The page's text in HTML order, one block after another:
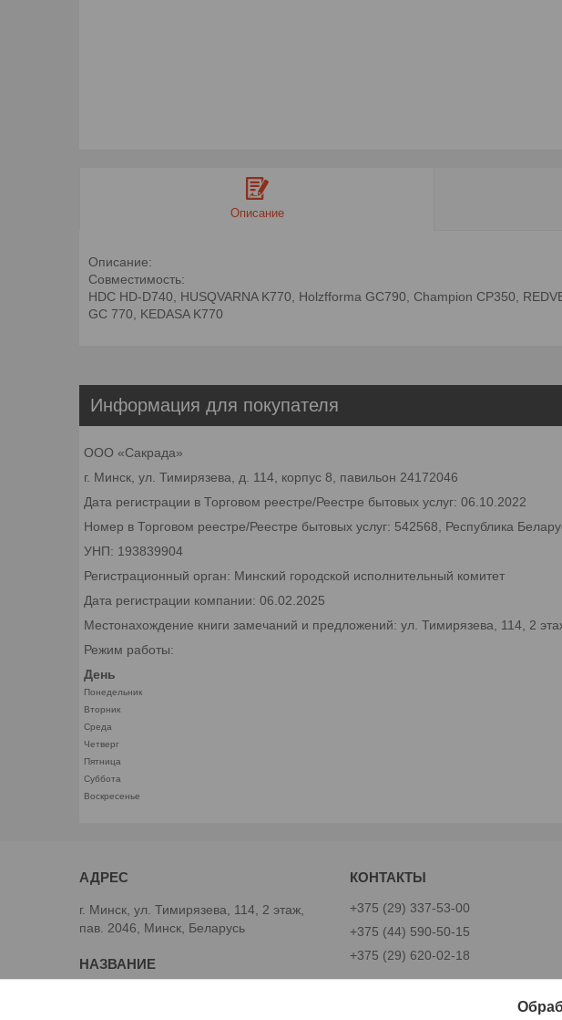
Описание
Описание:
Совместимость:
HDC HD-D740, HUSQVARNA K770, Holzfforma GC790, Champion CP350,
GC 770, KEDASA K770
Информация для покупателя
ООО «Сакрада»
г. Минск, ул. Тимирязева, д. 114, корпус 8, павильон 24172046
Дата регистрации в Торговом реестре/Реестре бытовых услуг: 06.10.2022
Номер в Торговом реестре/Реестре бытовых услуг: 542568, Республика
УНП: 193839904
Регистрационный орган: Минский городской исполнительный комитет
Дата регистрации компании: 06.02.2025
Местонахождение книги замечаний и предложений: ул. Тимирязева, 114, 2
Режим работы:
День
Понедельник
Вторник
Среда
Четверг
Пятница
Суббота
Воскресенье
г. Минск, ул. Тимирязева, 114, 2 этаж,
пав. 2046, Минск, Беларусь
+375 (29) 337-53-00
+375 (44) 590-50-15
+375 (29) 620-02-18